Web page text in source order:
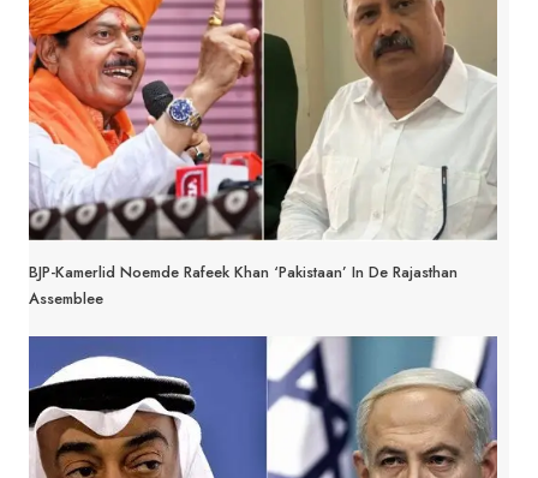
BJP-Kamerlid Noemde Rafeek Khan ‘Pakistaan’ In De Rajasthan
Assemblee